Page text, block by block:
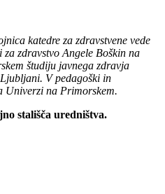
katedre za zdravstvene vede
zdravstvo Angele Boškin na
študiju javnega zdravja
V pedagoški in
Univerzi na Primorskem.
stališča uredništva.